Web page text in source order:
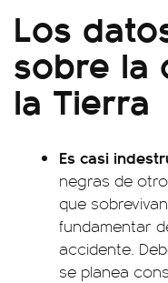
Los
sobre la
la Tierra
Es casi
negras de
que
fundamentar
accidente.
se planea